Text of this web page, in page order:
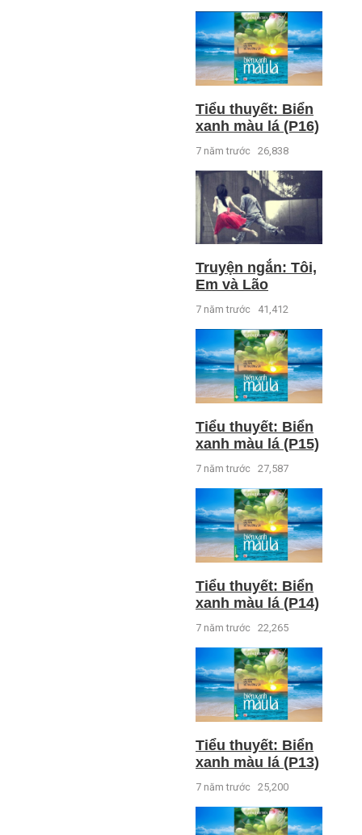
Tiểu thuyết: Biển
xanh màu lá (P16)
7 năm trước 26,838
Truyện ngắn: Tôi,
Em và Lão
7 năm trước 41,412
Tiểu thuyết: Biển
xanh màu lá (P15)
7 năm trước 27,587
Tiểu thuyết: Biển
xanh màu lá (P14)
7 năm trước 22,265
Tiểu thuyết: Biển
xanh màu lá (P13)
7 năm trước 25,200